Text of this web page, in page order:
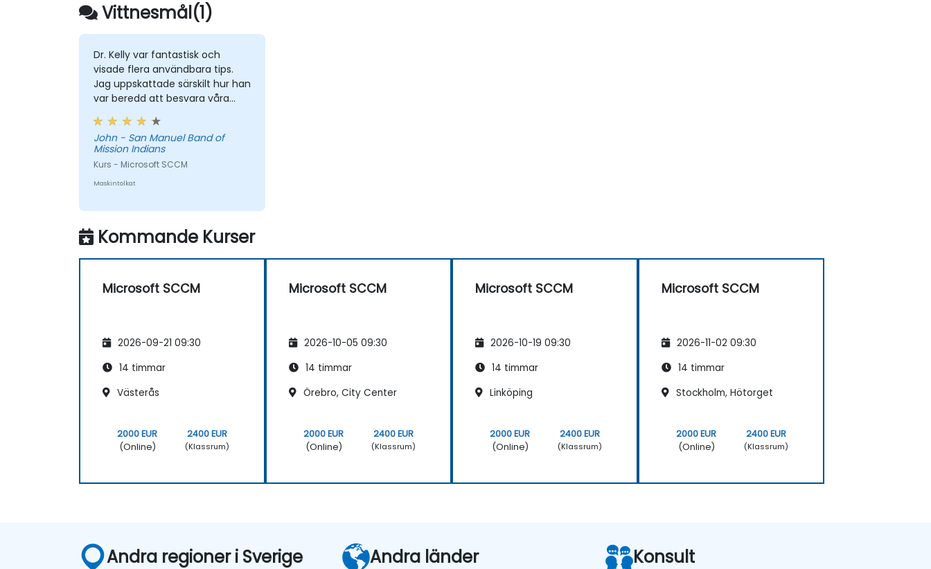
Vittnesmål(1)
Dr. Kelly var fantastisk och
visade flera användbara tips.
Jag uppskattade särskilt hur han
var beredd att besvara våra
frågor och lösa problem på
plats.
John - San Manuel Band of
Mission Indians
Kurs - Microsoft SCCM
Maskintolkat
Kommande Kurser
Microsoft SCCM
2026-09-21 09:30
14 timmar
Västerås
2000 EUR
(Online)
2400 EUR
(Klassrum)
Microsoft SCCM
2026-10-05 09:30
14 timmar
Örebro, City Center
2000 EUR
(Online)
2400 EUR
(Klassrum)
Microsoft SCCM
2026-10-19 09:30
14 timmar
Linköping
2000 EUR
(Online)
2400 EUR
(Klassrum)
Microsoft SCCM
2026-11-02 09:30
14 timmar
Stockholm, Hötorget
2000 EUR
(Online)
2400 EUR
(Klassrum)
Andra regioner i Sverige Andra länder Konsult